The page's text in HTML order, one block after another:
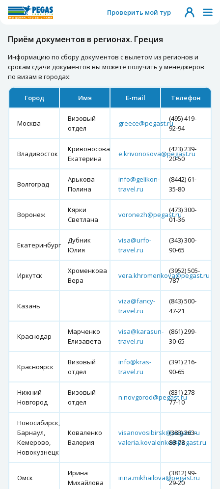
Проверить мой тур
Приём документов в регионах. Греция
Информацию по сбору документов с вылетом из регионов и
срокам сдачи документов вы можете получить у менеджеров
по визам в городах:
Город Имя E-mail Телефон
Москва
Визовый
отдел
greece@pegast.ru
(495) 419-
92-94
Владивосток
Кривоносова
Екатерина
e.krivonosova@pegast.ru
(423) 239-
20-50
Волгоград
Арькова
Полина
info@gelikon-
travel.ru
(8442) 61-
35-80
Воронеж
Кярки
Светлана
voronezh@pegast.ru
(473) 300-
01-36
Екатеринбург
Дубник
Юлия
visa@urfo-
travel.ru
(343) 300-
90-65
Иркутск
Хроменкова
Вера
vera.khromenkova@pegast.ru
(3952) 505-
787
Казань
viza@fancy-
travel.ru
(843) 500-
47-21
Краснодар
Марченко
Елизавета
visa@karasun-
travel.ru
(861) 299-
30-65
Красноярск
Визовый
отдел
info@kras-
travel.ru
(391) 216-
90-65
Нижний
Новгород
Визовый
отдел
n.novgorod@pegast.ru
(831) 278-
77-10
Новосибирск,
Барнаул,
Кемерово,
Новокузнецк
Коваленко
Валерия
visanovosibirsk@pegast.ru
valeria.kovalenko@pegast.ru
(383) 363-
88-78
Омск
Ирина
Михайлова
irina.mikhailova@pegast.ru
(3812) 99-
29-20